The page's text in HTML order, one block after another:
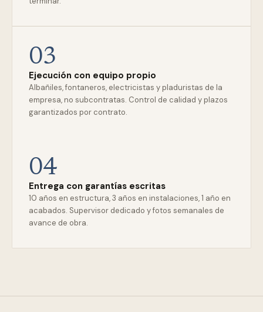
03
Ejecución con equipo propio
Albañiles, fontaneros, electricistas y pladuristas de la
empresa, no subcontratas. Control de calidad y plazos
garantizados por contrato.
04
Entrega con garantías escritas
10 años en estructura, 3 años en instalaciones, 1 año en
acabados. Supervisor dedicado y fotos semanales de
avance de obra.